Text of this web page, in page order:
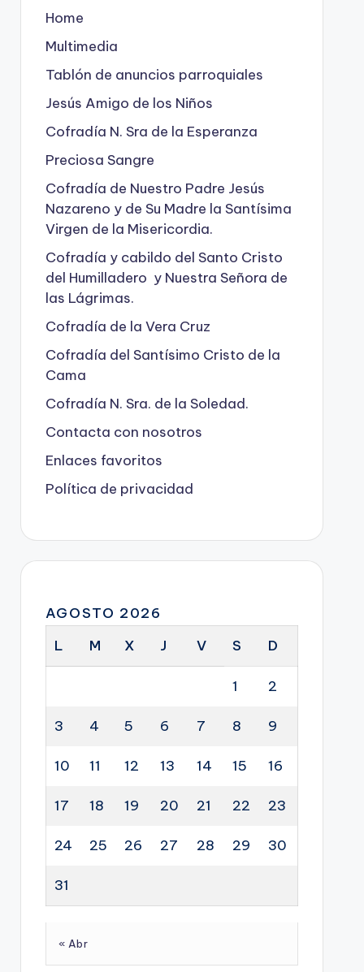
Home
Multimedia
Tablón de anuncios parroquiales
Jesús Amigo de los Niños
Cofradía N. Sra de la Esperanza
Preciosa Sangre
Cofradía de Nuestro Padre Jesús
Nazareno y de Su Madre la Santísima
Virgen de la Misericordia.
Cofradía y cabildo del Santo Cristo
del Humilladero y Nuestra Señora de
las Lágrimas.
Cofradía de la Vera Cruz
Cofradía del Santísimo Cristo de la
Cama
Cofradía N. Sra. de la Soledad.
Contacta con nosotros
Enlaces favoritos
Política de privacidad
AGOSTO 2026
L
M X J V S D
1 2
3 4 5 6 7 8 9
10 11 12 13 14 15 16
17 18 19 20 21 22 23
24 25 26 27 28 29 30
31
« Abr